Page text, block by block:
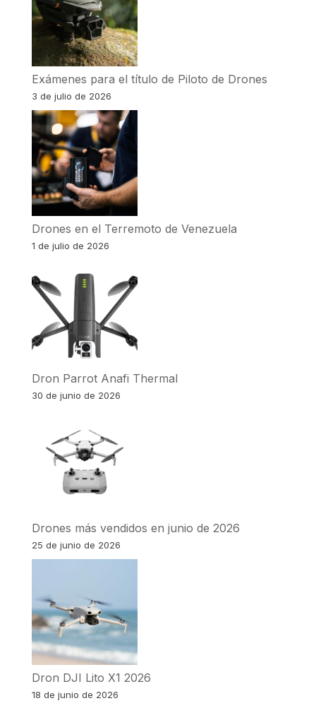
Exámenes para el título de Piloto de Drones
3 de julio de 2026
Drones en el Terremoto de Venezuela
1 de julio de 2026
Dron Parrot Anafi Thermal
30 de junio de 2026
Drones más vendidos en junio de 2026
25 de junio de 2026
Dron DJI Lito X1 2026
18 de junio de 2026